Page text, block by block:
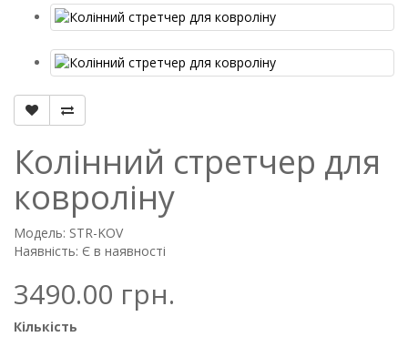
Колінний стретчер для
ковроліну
Модель: STR-KOV
Наявність: Є в наявності
3490.00 грн.
Кількість